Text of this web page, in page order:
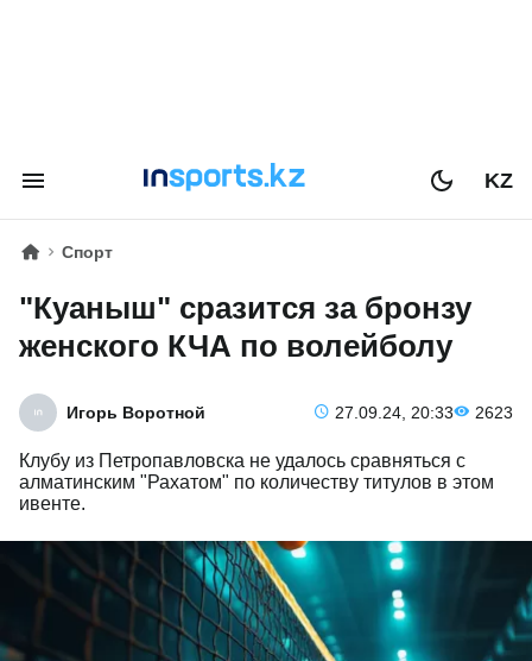
KZ
Спорт
"Куаныш" сразится за бронзу
женского КЧА по волейболу
Игорь Воротной 27.09.24, 20:33 2623
Клубу из Петропавловска не удалось сравняться с
алматинским "Рахатом" по количеству титулов в этом
ивенте.